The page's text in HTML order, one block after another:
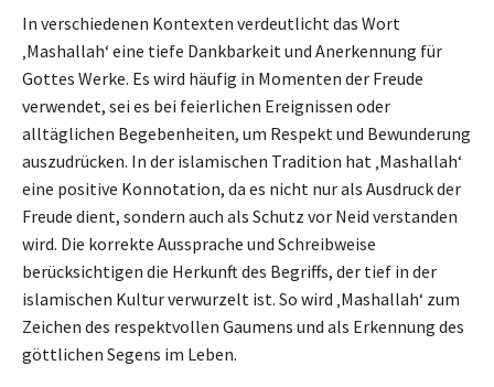
In verschiedenen Kontexten verdeutlicht das Wort
‚Mashallah‘ eine tiefe Dankbarkeit und Anerkennung für
Gottes Werke. Es wird häufig in Momenten der Freude
verwendet, sei es bei feierlichen Ereignissen oder
alltäglichen Begebenheiten, um Respekt und Bewunderung
auszudrücken. In der islamischen Tradition hat ‚Mashallah‘
eine positive Konnotation, da es nicht nur als Ausdruck der
Freude dient, sondern auch als Schutz vor Neid verstanden
wird. Die korrekte Aussprache und Schreibweise
berücksichtigen die Herkunft des Begriffs, der tief in der
islamischen Kultur verwurzelt ist. So wird ‚Mashallah‘ zum
Zeichen des respektvollen Gaumens und als Erkennung des
göttlichen Segens im Leben.